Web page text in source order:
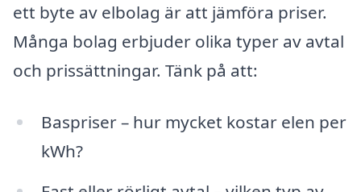
ett byte av elbolag är att jämföra priser.
Många bolag erbjuder olika typer av avtal
och prissättningar. Tänk på att:
Baspriser – hur mycket kostar elen per
kWh?